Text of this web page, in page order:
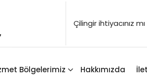
Çilingir ihtiyacınız
Bölgelerimiz Hakkımızda